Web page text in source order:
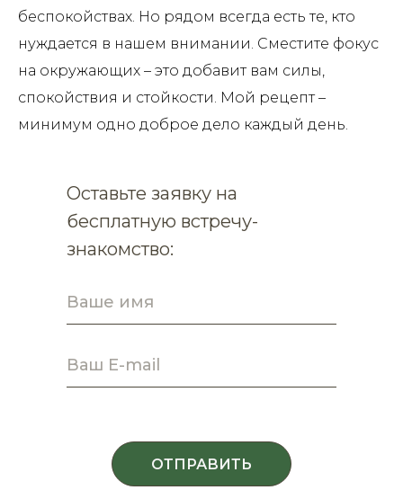
беспокойствах. Но рядом всегда есть те, кто
нуждается в нашем внимании. Сместите фокус
на окружающих – это добавит вам силы,
спокойствия и стойкости. Мой рецепт –
минимум одно доброе дело каждый день.
ОТПРАВИТЬ
Оставьте заявку на
бесплатную встречу-
знакомство: